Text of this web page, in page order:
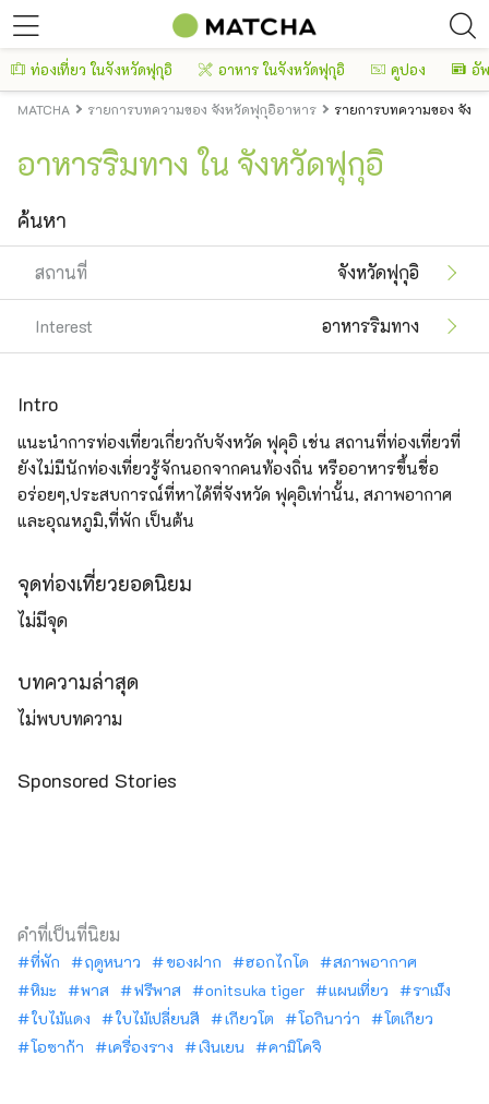
ท่องเที่ยว ในจังหวัดฟุกุอิ อาหาร ในจังหวัดฟุกุอิ คูปอง อั
MATCHA รายการบทความของ จังหวัดฟุกุอิอาหาร รายการบทความของ จังห
อาหารริมทาง ใน จังหวัดฟุกุอิ
ค้นหา
สถานที่ จังหวัดฟุกุอิ
Interest อาหารริมทาง
Intro
แนะนำการท่องเที่ยวเกี่ยวกับจังหวัด ฟุคุอิ เช่น สถานที่ท่องเที่ยวที่
ยังไม่มีนักท่องเที่ยวรู้จักนอกจากคนท้องถิ่น หรืออาหารขึ้นชื่อ
อร่อยๆ,ประสบการณ์ที่หาได้ที่จังหวัด ฟุคุอิเท่านั้น, สภาพอากาศ
และอุณหภูมิ,ที่พัก เป็นต้น
จุดท่องเที่ยวยอดนิยม
ไม่มีจุด
บทความล่าสุด
ไม่พบบทความ
Sponsored Stories
คำที่เป็นที่นิยม
ที่พัก ฤดูหนาว ของฝาก ฮอกไกโด
สภาพอากาศ
หิมะ
พาส ฟรีพาส onitsuka tiger แผนเที่ยว
ราเม็ง
ใบไม้แดง
ใบไม้เปลี่ยนสี เกียวโต โอกินาว่า
โตเกียว
โอซาก้า
เครื่องราง เงินเยน คามิโคจิ